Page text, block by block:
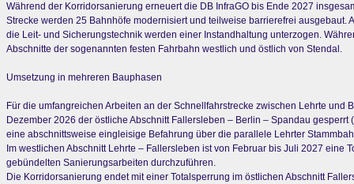
Während der Korridorsanierung erneuert die DB InfraGO bis Ende 2027
Strecke werden 25 Bahnhöfe modernisiert und teilweise barrierefrei
die Leit- und Sicherungstechnik werden einer Instandhaltung unterzogen.
Abschnitte der sogenannten festen Fahrbahn westlich und östlich von Stendal.
Umsetzung in mehreren Bauphasen
Für die umfangreichen Arbeiten an der Schnellfahrstrecke zwischen Lehrte
Dezember 2026 der östliche Abschnitt Fallersleben – Berlin – Spandau
eine abschnittsweise eingleisige Befahrung über die parallele Lehrter
Im westlichen Abschnitt Lehrte – Fallersleben ist von Februar bis Juli 2027
gebündelten Sanierungsarbeiten durchzuführen.
Die Korridorsanierung endet mit einer Totalsperrung im östlichen Abschnitt